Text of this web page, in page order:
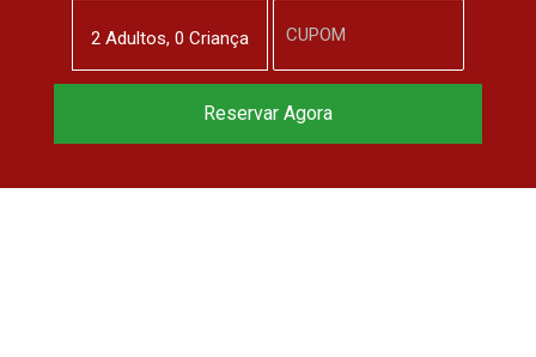
2 Adultos, 0 Criança
Reservar Agora